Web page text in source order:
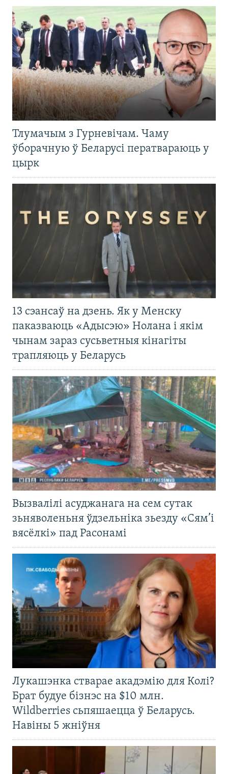
Тлумачым з Гурневічам. Чаму
ўборачную ў Беларусі ператвараюць у
цырк
13 сэансаў на дзень. Як у Менску
паказваюць «Адысэю» Нолана і якім
чынам зараз сусьветныя кінагіты
трапляюць у Беларусь
Вызвалілі асуджанага на сем сутак
зьняволеньня ўдзельніка зьезду «Сям’і
вясёлкі» пад Расонамі
Лукашэнка стварае акадэмію для Колі?
Брат будуе бізнэс на $10 млн.
Wildberries сьпяшаецца ў Беларусь.
Навіны 5 жніўня